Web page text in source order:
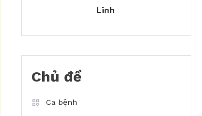
Linh
Chủ đề
Ca bệnh